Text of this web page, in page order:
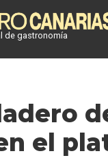
de gastronomía
el